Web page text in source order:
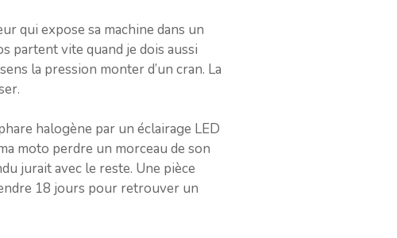
qui expose sa machine dans un
partent vite quand je dois aussi
la pression monter d’un cran. La
halogène par un éclairage LED
moto perdre un morceau de son
jurait avec le reste. Une pièce
18 jours pour retrouver un